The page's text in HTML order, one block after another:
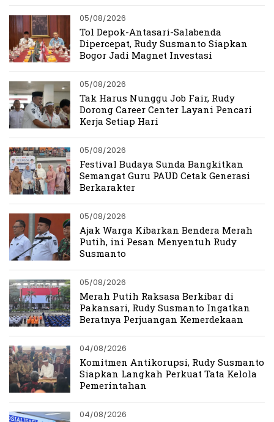
05/08/2026
Tol Depok-Antasari-Salabenda
Dipercepat, Rudy Susmanto Siapkan
Bogor Jadi Magnet Investasi
05/08/2026
Tak Harus Nunggu Job Fair, Rudy
Dorong Career Center Layani Pencari
Kerja Setiap Hari
05/08/2026
Festival Budaya Sunda Bangkitkan
Semangat Guru PAUD Cetak Generasi
Berkarakter
05/08/2026
Ajak Warga Kibarkan Bendera Merah
Putih, ini Pesan Menyentuh Rudy
Susmanto
05/08/2026
Merah Putih Raksasa Berkibar di
Pakansari, Rudy Susmanto Ingatkan
Beratnya Perjuangan Kemerdekaan
04/08/2026
Komitmen Antikorupsi, Rudy Susmanto
Siapkan Langkah Perkuat Tata Kelola
Pemerintahan
04/08/2026